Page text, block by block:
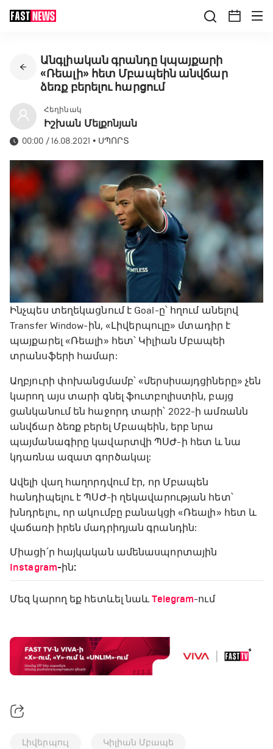
Անգլիական գրանդը կպայքարի
«Ռեալի» հետ Մբապեին անվճար
ձեռք բերելու հարցում
Հեղինակ
Իշխան Մելքոնյան
00:00 / 16.08.2021 • ՍՊՈՐՏ
Ինչպես տեղեկացնում է Goal-ը՝ հղում անելով
Transfer Window-ին, «Լիվերպուլը» մտադիր է
պայքարել «Ռեալի» հետ՝ Կիլիան Մբապեի
տրանսֆերի համար:
Աղբյուրի փոխանցմամբ՝ «մերսիսայդցիները» չեն
կարող այս տարի գնել ֆուտբոլիստին, բայց
ցանկանում են հաջորդ տարի՝ 2022-ի ամռանն
անվճար ձեռք բերել Մբապեին, երբ նրա
պայմանագիրը կավարտվի ՊՍԺ-ի հետ և նա
կդառնա ազատ գործակալ:
Ավելի վաղ հաղորդվում էր, որ Մբապեն
հանդիպելու է ՊՍԺ-ի ղեկավարության հետ՝
խնդրելու, որ ակումբը բանակցի «Ռեալի» հետ և
վաճառի իրեն մադրիդյան գրանդին:
Միացի՛ր հայկական ամենասպորտային
Instagram-ին:
Մեզ կարող եք հետևել նաև Telegram-ում
Լիվերպուլ Կիլիան Մբապե